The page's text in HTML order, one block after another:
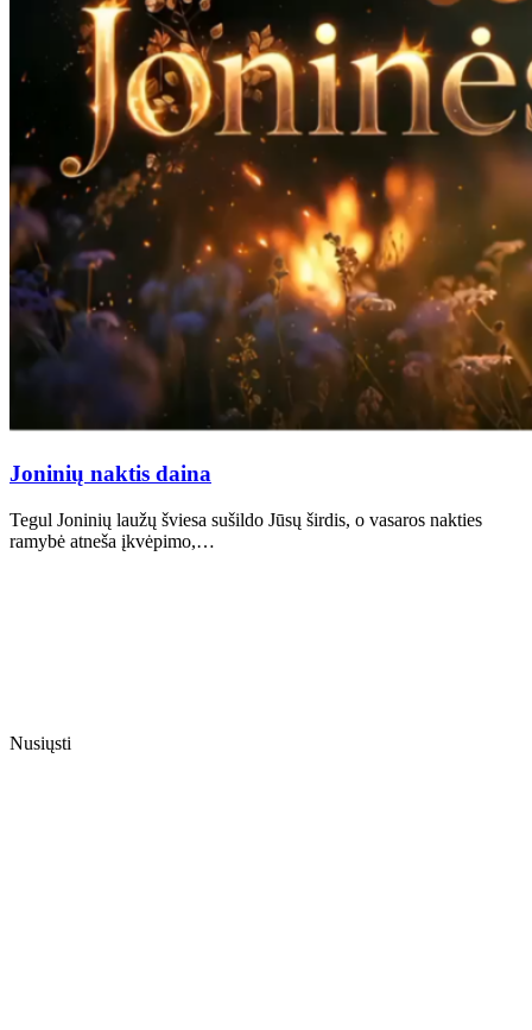
Joninių naktis daina
Tegul Joninių laužų šviesa sušildo Jūsų širdis, o vasaros nakties
ramybė atneša įkvėpimo,…
Nusiųsti